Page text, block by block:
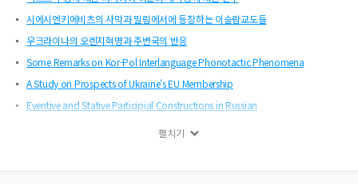
시에시엔키에비츠의 사막과 밀림에서에 등장하는 이슬람교도들
우크라이나의 오렌지혁명과 주변국의 반응
Some Remarks on Kor-Pol Interlanguage Phonotactic Phenomena
A Study on Prospects of Ukraine's EU Membership
Eventive and Stative Participial Constructions in Russian
Aesthetic Female Images in Lermontov's Taman
닥터 지바고에서 본 철도의 모티브
펼치기